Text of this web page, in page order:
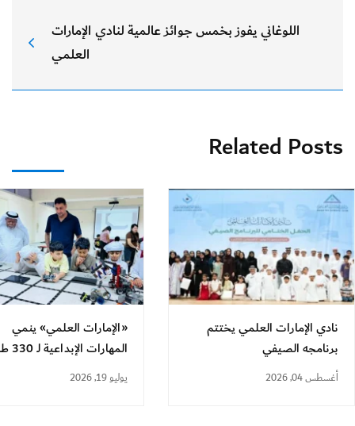
اللوغاني يفوز بخمس جوائز عالمية لنادي الإمارات
العلمي
Related Posts
نادي الإمارات العلمي يختتم
برنامجه الصيفي
أغسطس 04, 2026
«الإمارات العلمي» ينمي
المهارات الإبداعية لـ 330 طالباً
يوليو 19, 2026